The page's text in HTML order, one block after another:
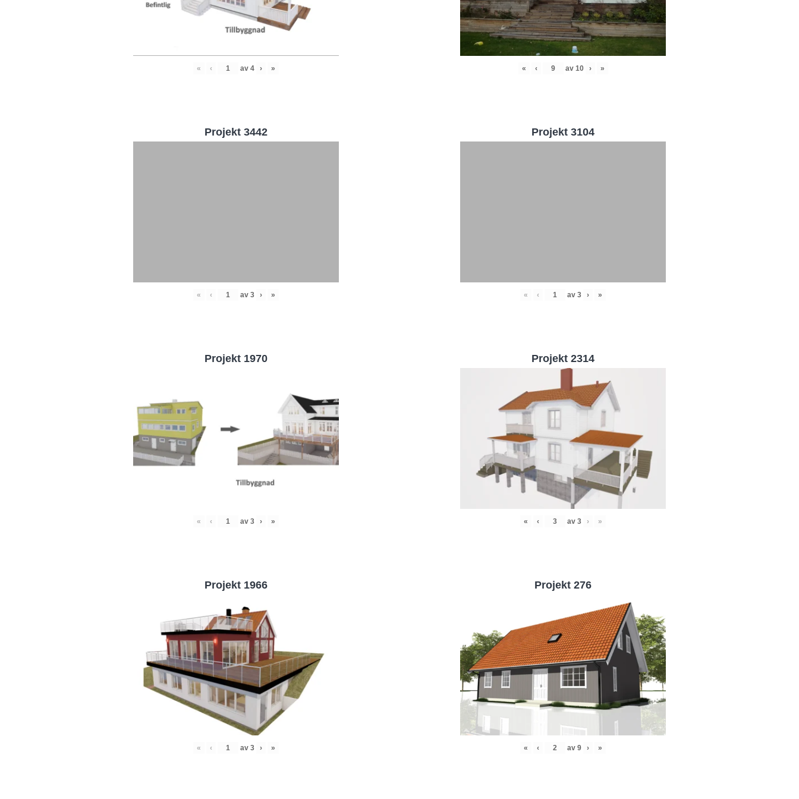
« ‹ av 4 › » « ‹ av 10 › »
Projekt 3442
« ‹ av 3 › »
Projekt 3104
« ‹ av 3 › »
Projekt 1970
« ‹ av 3 › »
Projekt 2314
« ‹ av 3 › »
Projekt 1966
« ‹ av 3 › »
Projekt 276
« ‹ av 9 › »